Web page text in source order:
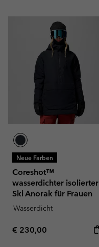
Neue Farben
Coreshot™
wasserdichter isolierter
Ski Anorak für Frauen
Wasserdicht
Regular price:
€ 230,00